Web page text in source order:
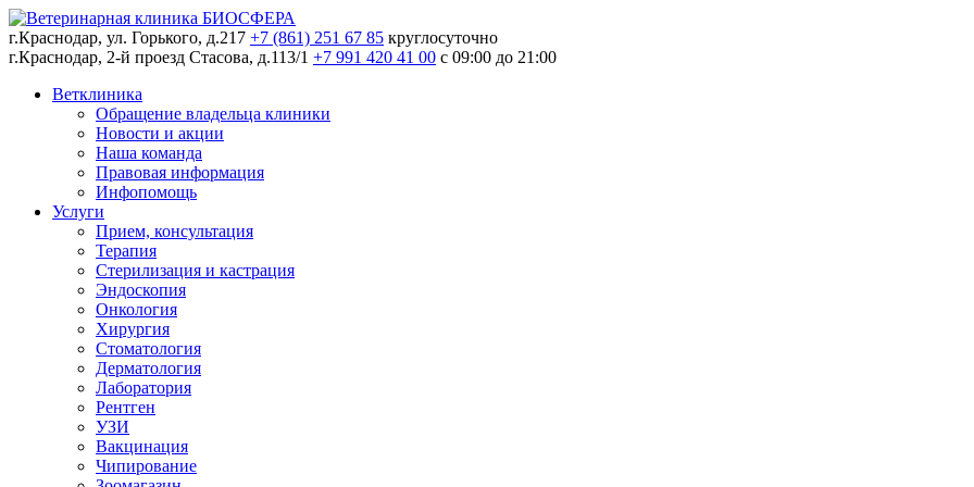
г.Краснодар, ул. Горького, д.217 +7 (861) 251 67 85 круглосуточно
г.Краснодар, 2-й проезд Стасова, д.113/1 +7 991 420 41 00 c 09:00 до 21:00
Ветклиника
Обращение владельца клиники
Новости и акции
Наша команда
Правовая информация
Инфопомощь
Услуги
Прием, консультация
Терапия
Стерилизация и кастрация
Эндоскопия
Онкология
Хирургия
Стоматология
Дерматология
Лаборатория
Рентген
УЗИ
Вакцинация
Чипирование